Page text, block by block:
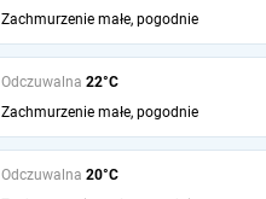
Zachmurzenie małe, pogodnie
Odczuwalna 22°C
Zachmurzenie małe, pogodnie
Odczuwalna 20°C